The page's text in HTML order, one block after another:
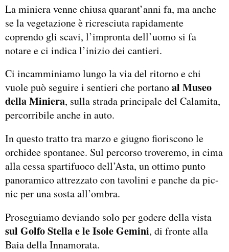
La miniera venne chiusa quarant’anni fa, ma anche
se la vegetazione è ricresciuta rapidamente
coprendo gli scavi, l’impronta dell’uomo si fa
notare e ci indica l’inizio dei cantieri.
Ci incamminiamo lungo la via del ritorno e chi
vuole può seguire i sentieri che portanoal Museo
della Miniera, sulla strada principale del Calamita,
percorribile anche in auto.
In questo tratto tra marzo e giugno fioriscono le
orchidee spontanee. Sul percorso troveremo, in cima
alla cessa spartifuoco dell’Asta, un ottimo punto
panoramico attrezzato con tavolini e panche da pic-
nic per una sosta all’ombra.
Proseguiamo deviando solo per godere della vista
sul Golfo Stella e le Isole Gemini, di fronte alla
Baia della Innamorata.